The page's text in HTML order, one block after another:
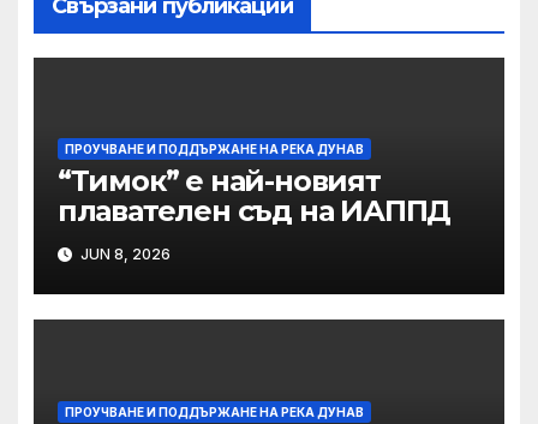
Свързани публикации
ПРОУЧВАНЕ И ПОДДЪРЖАНЕ НА РЕКА ДУНАВ
“Тимок” е най-новият
плавателен съд на ИАППД
JUN 8, 2026
ПРОУЧВАНЕ И ПОДДЪРЖАНЕ НА РЕКА ДУНАВ